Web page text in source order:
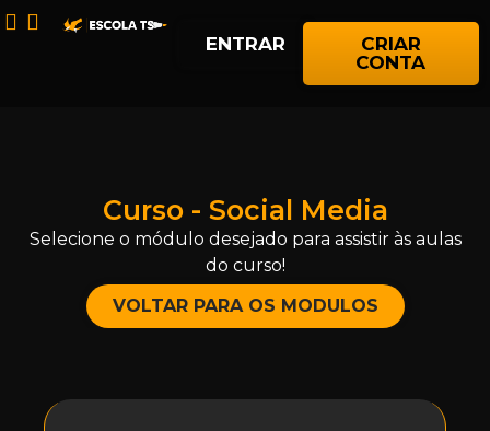
ENTRAR
CRIAR
CONTA
Curso - Social Media
Selecione o módulo desejado para assistir às aulas
do curso!
VOLTAR PARA OS MODULOS